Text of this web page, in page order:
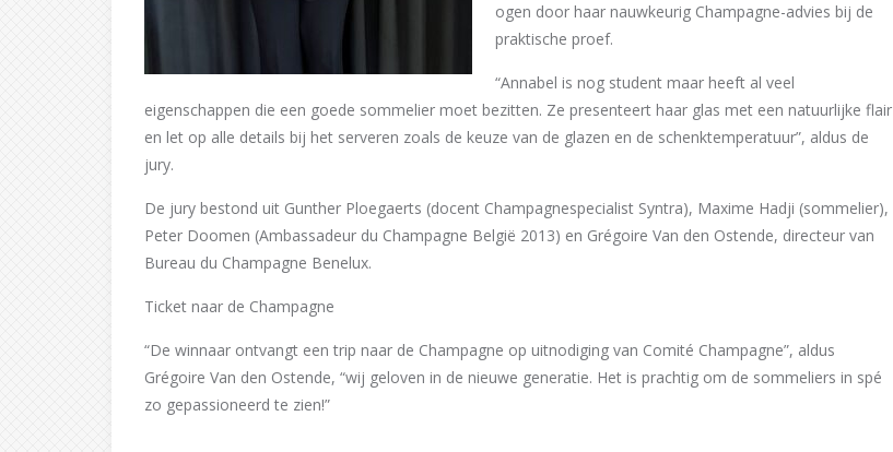
ogen door haar nauwkeurig Champagne-advies bij de
praktische proef.
“Annabel is nog student maar heeft al veel
eigenschappen die een goede sommelier moet bezitten. Ze presenteert haar glas met een natuurlijke flair
en let op alle details bij het serveren zoals de keuze van de glazen en de schenktemperatuur”, aldus de
jury.
De jury bestond uit Gunther Ploegaerts (docent Champagnespecialist Syntra), Maxime Hadji (sommelier),
Peter Doomen (Ambassadeur du Champagne België 2013) en Grégoire Van den Ostende, directeur van
Bureau du Champagne Benelux.
Ticket naar de Champagne
“De winnaar ontvangt een trip naar de Champagne op uitnodiging van Comité Champagne”, aldus
Grégoire Van den Ostende, “wij geloven in de nieuwe generatie. Het is prachtig om de sommeliers in spé
zo gepassioneerd te zien!”